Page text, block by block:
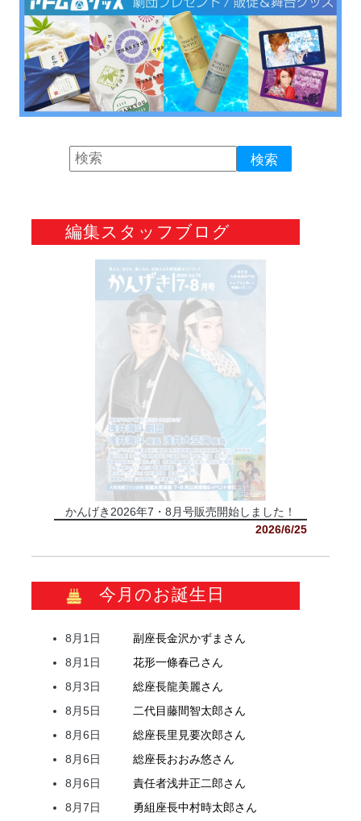
編集スタッフブログ
かんげき2026年7・8月号販売開始しました！
2026/6/25
今月のお誕生日
8月1日 副座長金沢かずま さん
8月1日
花形一條春己さん
8月3日
総座長龍美麗さん
8月5日
二代目藤間智太郎さん
8月6日
総座長里見要次郎さん
8月6日
総座長おおみ悠さん
8月6日
責任者浅井正二郎さん
8月7日
勇組座長中村時太郎さん